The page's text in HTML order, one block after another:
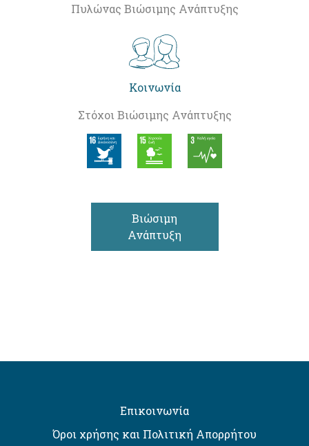
Πυλώνας Βιώσιμης Ανάπτυξης
Κοινωνία
Στόχοι Βιώσιμης Ανάπτυξης
Βιώσιμη
Ανάπτυξη
Επικοινωνία
Όροι χρήσης και Πολιτική Απορρήτου